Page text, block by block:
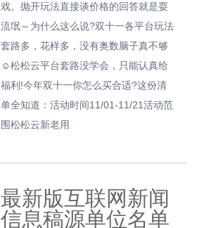
戏。抛开玩法直接谈价格的回答就是耍
流氓～为什么这么说?双十一各平台玩法
套路多，花样多，没有奥数脑子真不够
☺松松云平台套路没学会，只能认真给
福利!今年双十一你怎么买合适?这份清
单全知道：活动时间11/01-11/21活动范
围松松云新老用
最新版互联网新闻
信息稿源单位名单